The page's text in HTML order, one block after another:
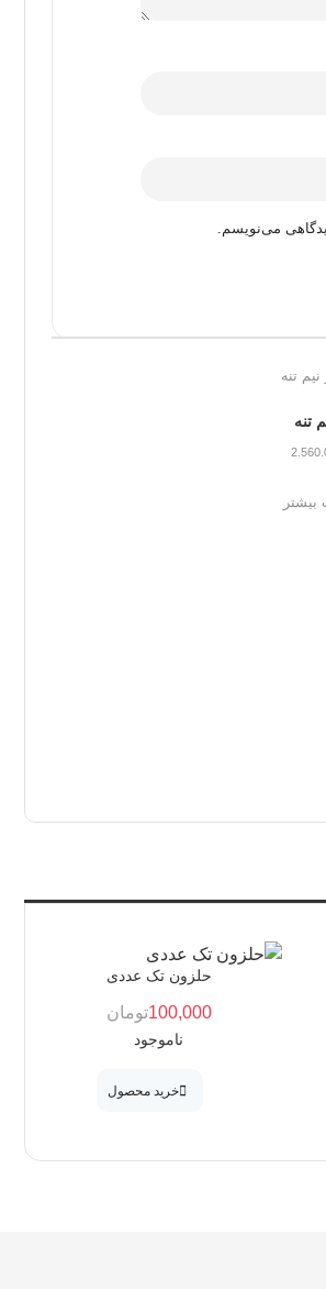
می‌نویسم.
تنه
بیشتر
حلزون تک عددی
100,000تومان
ناموجود
خرید محصول